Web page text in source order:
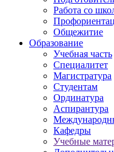
Работа со
Общежитие
Образование
Учебная часть
Специалитет
Магистратура
Студентам
Ординатура
Аспирантура
Кафедры
Учебные